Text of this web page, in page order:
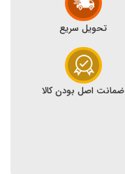
تحویل سریع
ضمانت اصل بودن کالا